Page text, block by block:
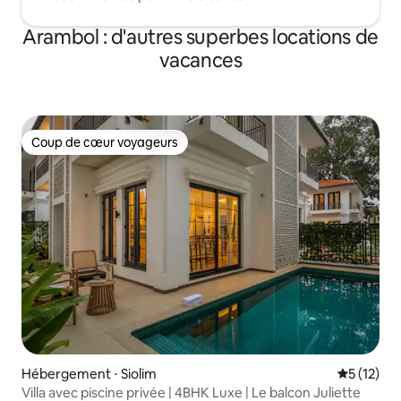
Arambol : d'autres superbes locations de
vacances
Coup de cœur voyageurs
Coup de cœur voyageurs
Hébergement ⋅ Siolim
5 (12)
Villa avec piscine privée | 4BHK Luxe | Le balcon Juliette